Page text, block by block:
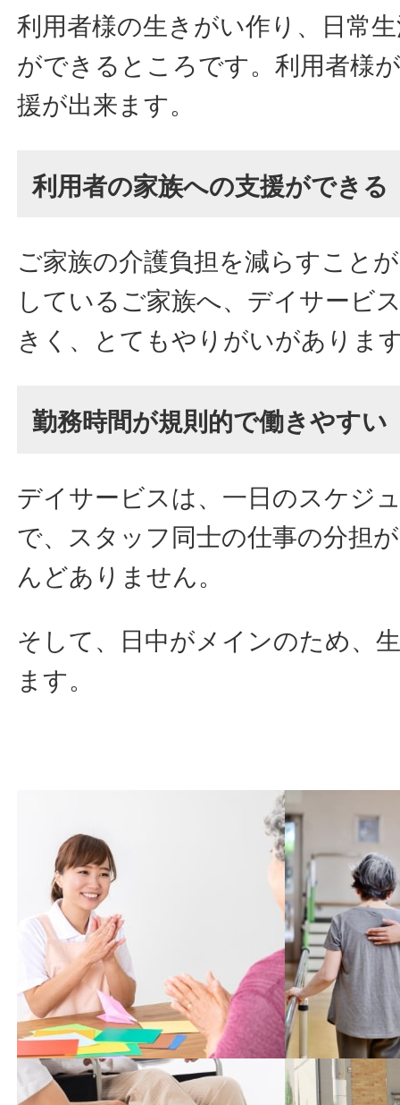
利用者様の生きがい作り、日常
ができるところです。利用者様
援が出来ます。
利用者の家族への支援ができる
ご家族の介護負担を減らすこと
しているご家族へ、デイサービ
きく、とてもやりがいがありま
勤務時間が規則的で働きやすい
デイサービスは、一日のスケジ
で、スタッフ同士の仕事の分担
んどありません。
そして、日中がメインのため、
ます。